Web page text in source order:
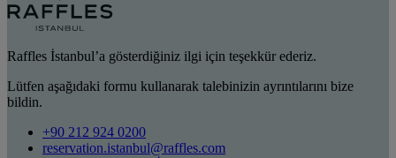
Raffles İstanbul’a gösterdiğiniz ilgi için teşekkür ederiz.
Lütfen aşağıdaki formu kullanarak talebinizin ayrıntılarını bize
bildin.
+90 212 924 0200
reservation.istanbul@raffles.com